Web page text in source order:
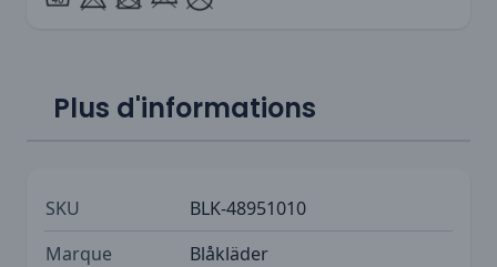
Plus d'informations
SKU
BLK-48951010
Marque
Blåkläder